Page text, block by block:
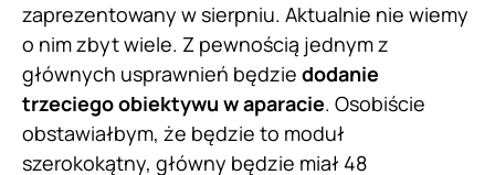
zaprezentowany w sierpniu. Aktualnie nie wiemy
o nim zbyt wiele. Z pewnością jednym z
głównych usprawnień będzie dodanie
trzeciego obiektywu w aparacie. Osobiście
obstawiałbym, że będzie to moduł
szerokokątny, główny będzie miał 48